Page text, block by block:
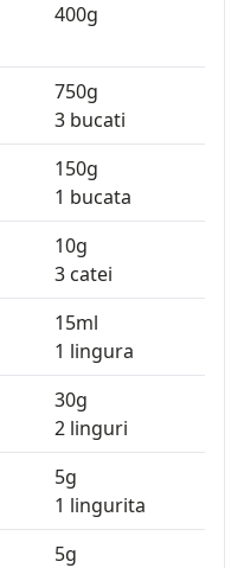
400g
750g
3 bucati
150g
1 bucata
10g
3 catei
15ml
1 lingura
30g
2 linguri
5g
1 lingurita
5g